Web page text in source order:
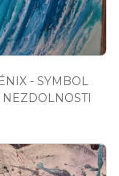
- SYMBOL